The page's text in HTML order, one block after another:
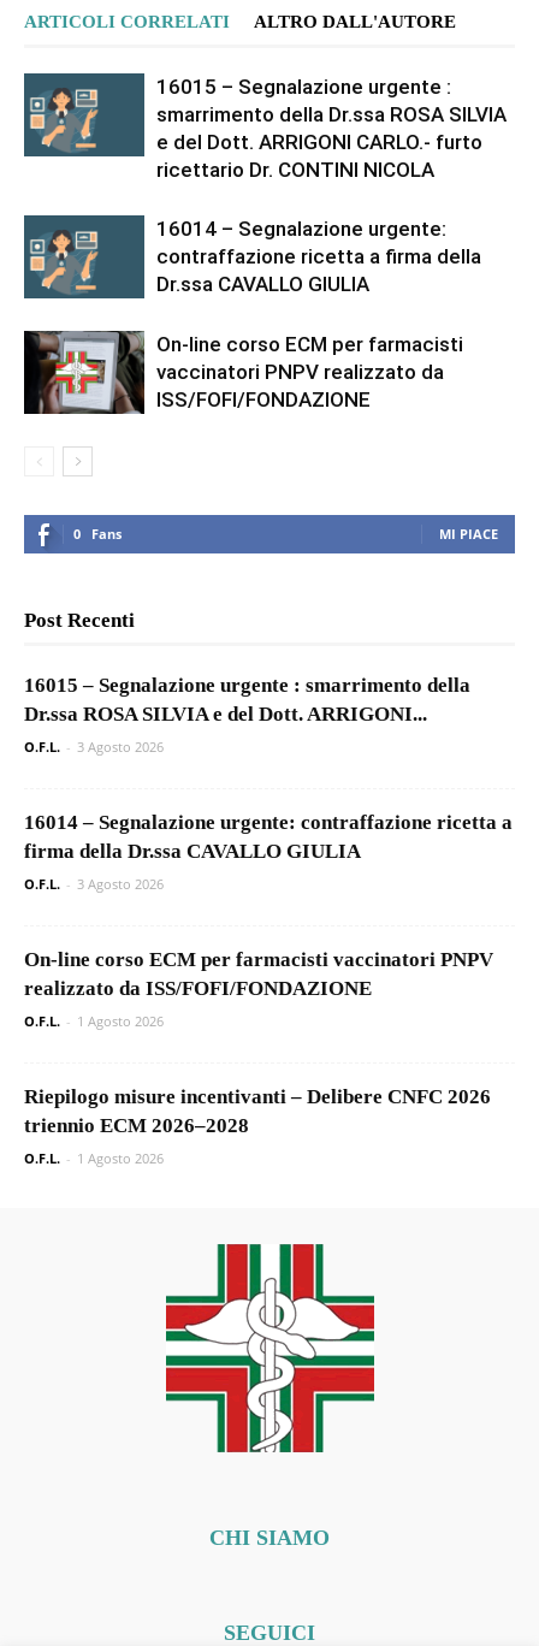
ARTICOLI CORRELATI ALTRO DALL'AUTORE
16015 – Segnalazione urgente :
smarrimento della Dr.ssa ROSA SILVIA
e del Dott. ARRIGONI CARLO.- furto
ricettario Dr. CONTINI NICOLA
16014 – Segnalazione urgente:
contraffazione ricetta a firma della
Dr.ssa CAVALLO GIULIA
On-line corso ECM per farmacisti
vaccinatori PNPV realizzato da
ISS/FOFI/FONDAZIONE
0 Fans MI PIACE
Post Recenti
16015 – Segnalazione urgente : smarrimento della
Dr.ssa ROSA SILVIA e del Dott. ARRIGONI...
O.F.L. - 3 Agosto 2026
16014 – Segnalazione urgente: contraffazione ricetta a
firma della Dr.ssa CAVALLO GIULIA
O.F.L. - 3 Agosto 2026
On-line corso ECM per farmacisti vaccinatori PNPV
realizzato da ISS/FOFI/FONDAZIONE
O.F.L. - 1 Agosto 2026
Riepilogo misure incentivanti – Delibere CNFC 2026
triennio ECM 2026–2028
O.F.L. - 1 Agosto 2026
CHI SIAMO
SEGUICI